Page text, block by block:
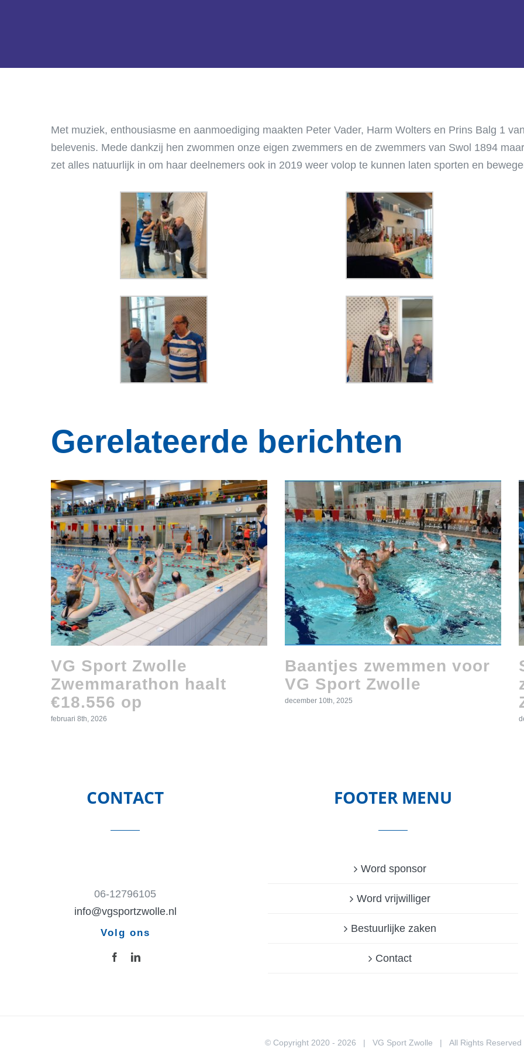
Met muziek, enthousiasme en aanmoediging maakten Peter Vader, Harm Wolters en Prins Balg 1
belevenis. Mede dankzij hen zwommen onze eigen zwemmers en de zwemmers van Swol 1894
zet alles natuurlijk in om haar deelnemers ook in 2019 weer volop te kunnen laten sporten en
Gerelateerde berichten
VG Sport Zwolle
Zwemmarathon haalt
€18.556 op
februari 8th, 2026
Baantjes zwemmen voor
VG Sport Zwolle
december 10th, 2025
CONTACT
06-12796105
info@vgsportzwolle.nl
Volg ons
FOOTER MENU
Word sponsor
Word vrijwilliger
Bestuurlijke zaken
Contact
© Copyright 2020 - 2026 | VG Sport Zwolle | All Rights Reserved